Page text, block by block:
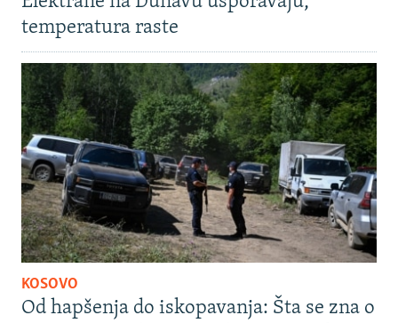
temperatura raste
KOSOVO
Od hapšenja do iskopavanja: Šta se zna o